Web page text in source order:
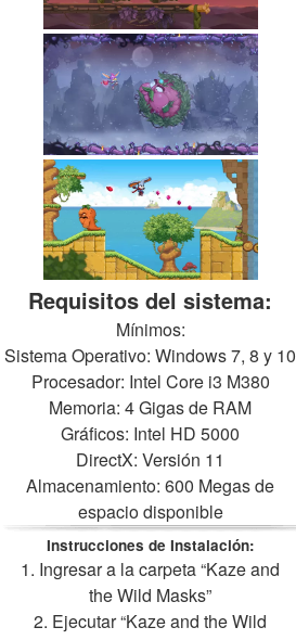
Requisitos del sistema:
Mínimos:
Sistema Operativo: Windows 7, 8 y 10
Procesador: Intel Core i3 M380
Memoria: 4 Gigas de RAM
Gráficos: Intel HD 5000
DirectX: Versión 11
Almacenamiento: 600 Megas de
espacio disponible
Instrucciones de Instalación:
1. Ingresar a la carpeta “Kaze and
the Wild Masks”
2. Ejecutar “Kaze and the Wild